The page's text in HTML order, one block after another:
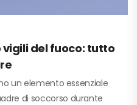
del fuoco: tutto
un elemento essenziale
di soccorso durante